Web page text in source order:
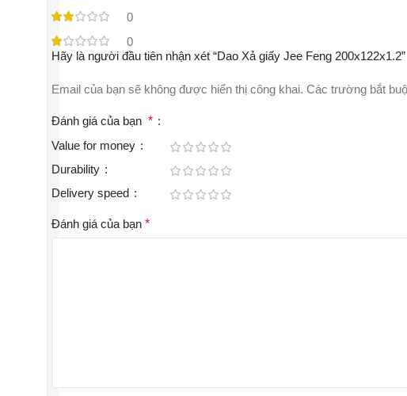
0
0
Hãy là người đầu tiên nhận xét “Dao Xả giấy Jee Feng 200x122x1.2”
Email của bạn sẽ không được hiển thị công khai. Các trường bắt
Đánh giá của bạn *
Value for money
Durability
Delivery speed
Đánh giá của bạn *